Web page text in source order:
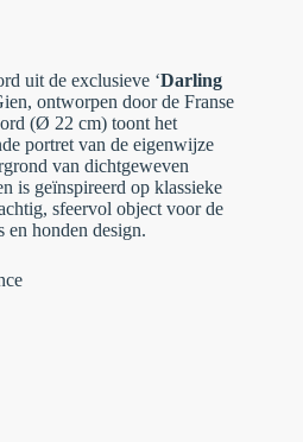
uit de exclusieve ‘Darling
ontworpen door de Franse
(Ø 22 cm) toont het
portret van de eigenwijze
van dichtgeweven
is geïnspireerd op klassieke
sfeervol object voor de
en honden design.